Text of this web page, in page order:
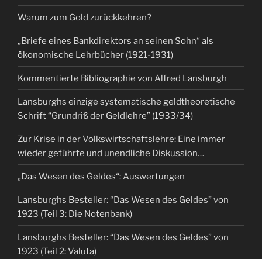
Warum zum Gold zurückkehren?
„Briefe eines Bankdirektors an seinen Sohn“ als
ökonomische Lehrbücher (1921-1931)
Kommentierte Bibliographie von Alfred Lansburgh
Lansburghs einzige systematische geldtheoretische
Schrift “Grundriß der Geldlehre” (1933/34)
Zur Krise in der Volkswirtschaftslehre: Eine immer
wieder geführte und unendliche Diskussion…
„Das Wesen des Geldes“: Auswertungen
Lansburghs Besteller: “Das Wesen des Geldes” von
1923 (Teil 3: Die Notenbank)
Lansburghs Besteller: “Das Wesen des Geldes” von
1923 (Teil 2: Valuta)